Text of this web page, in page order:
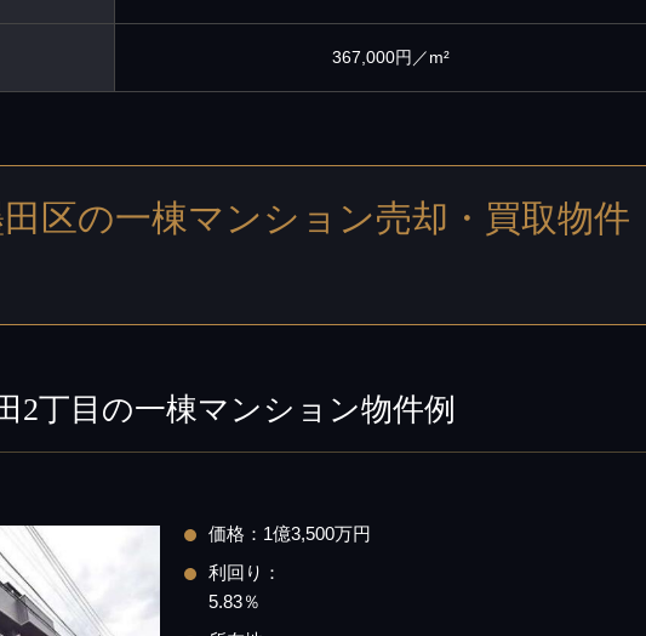
367,000円／m²
区の一棟マンション売却・買取物件
2丁目の一棟マンション物件例
価格：1億3,500万円
利回り：
5.83％